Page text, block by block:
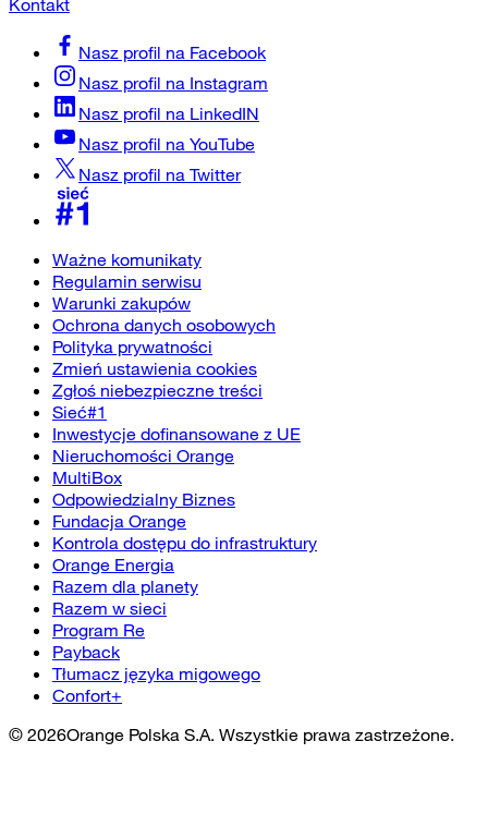
Nasz profil na Facebook
Nasz profil na Instagram
Nasz profil na LinkedIN
Nasz profil na YouTube
Nasz profil na Twitter
Ważne komunikaty
Regulamin serwisu
Warunki zakupów
Ochrona danych osobowych
Polityka prywatności
Zmień ustawienia cookies
Zgłoś niebezpieczne treści
Sieć#1
Inwestycje dofinansowane z UE
Nieruchomości Orange
MultiBox
Odpowiedzialny Biznes
Fundacja Orange
Kontrola dostępu do infrastruktury
Orange Energia
Razem dla planety
Razem w sieci
Program Re
Payback
Tłumacz języka migowego
Confort+
© 2026Orange Polska S.A. Wszystkie prawa zastrzeżone.